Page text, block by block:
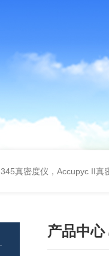
真密度仪，Accupyc II真
产品中心